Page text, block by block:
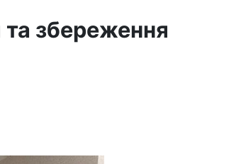
збереження